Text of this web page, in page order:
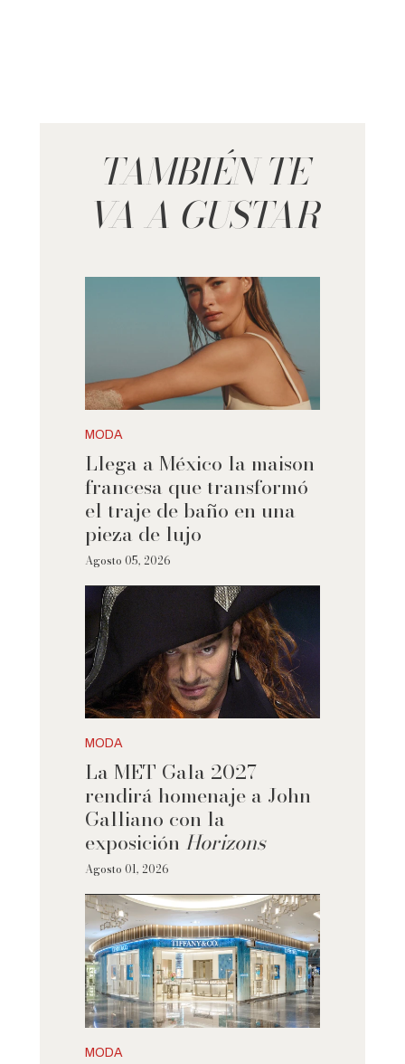
TAMBIÉN TE
VA A GUSTAR
MODA
Llega a México la maison
francesa que transformó
el traje de baño en una
pieza de lujo
Agosto 05, 2026
MODA
La MET Gala 2027
rendirá homenaje a John
Galliano con la
exposición Horizons
Agosto 01, 2026
MODA